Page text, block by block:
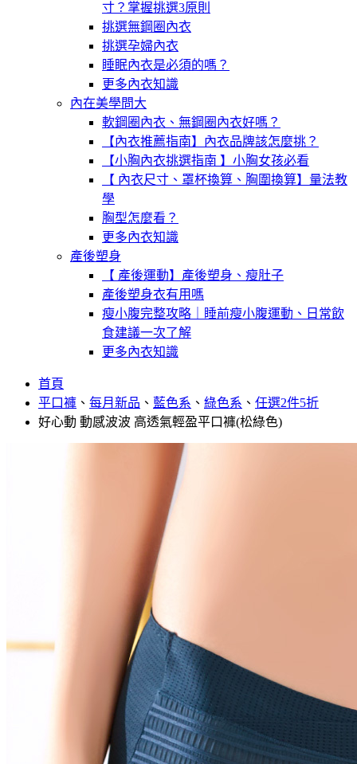
寸？掌握挑選3原則
挑選無鋼圈內衣
挑選孕婦內衣
睡眠內衣是必須的嗎？
更多內衣知識
內在美學問大
軟鋼圈內衣、無鋼圈內衣好嗎？
【內衣推薦指南】內衣品牌該怎麼挑？
【小胸內衣挑選指南 】小胸女孩必看
【 內衣尺寸、罩杯換算、胸圍換算】量法教
學
胸型怎麼看？
更多內衣知識
產後塑身
【 產後運動】產後塑身、瘦肚子
產後塑身衣有用嗎
瘦小腹完整攻略｜睡前瘦小腹運動、日常飲
食建議一次了解
更多內衣知識
首頁
平口褲 、 每月新品 、 藍色系 、 綠色系 、 任選2件5折
好心動 動感波波 高透氣輕盈平口褲(松綠色)